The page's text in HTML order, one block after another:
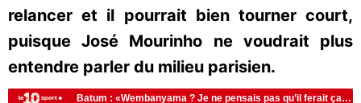
relancer et il pourrait bien tourner court,
puisque José Mourinho ne voudrait plus
entendre parler du milieu parisien.